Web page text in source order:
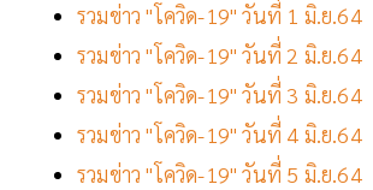
รวมข่าว "โควิด-19" วันที่ 1 มิ.ย.64
รวมข่าว "โควิด-19" วันที่ 2 มิ.ย.64
รวมข่าว "โควิด-19" วันที่ 3 มิ.ย.64
รวมข่าว "โควิด-19" วันที่ 4 มิ.ย.64
รวมข่าว "โควิด-19" วันที่ 5 มิ.ย.64